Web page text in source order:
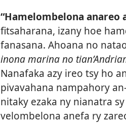
“Hamelombelona anareo
fitsaharana, izany hoe
fanasana. Ahoana no
inona marina no
Nanafaka azy ireo tsy ho
pivavahana nampahory
nitaky ezaka ny nianatra
velombelona anefa ry